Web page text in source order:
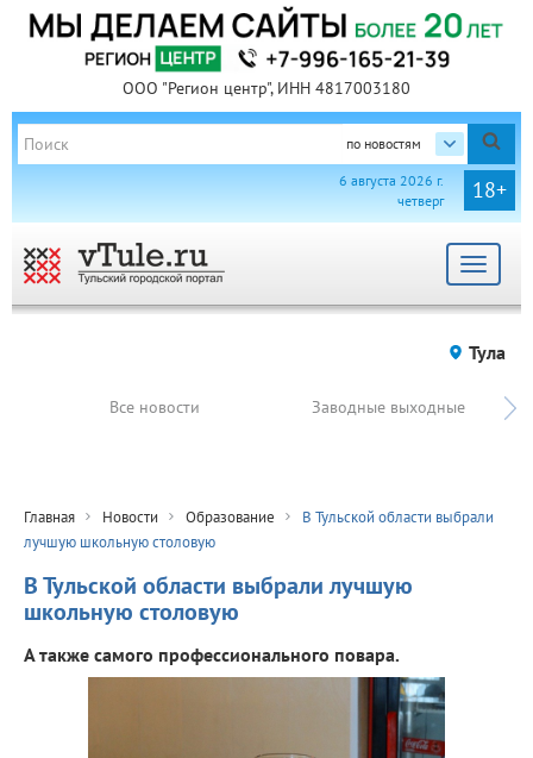
ООО "Регион центр", ИНН 4817003180
по новостям
18+
6 августа 2026 г.
четверг
Toggle
Тула
Все новости Заводные выходные
Главная Новости Образование
В Тульской области выбрали
лучшую школьную столовую
В Тульской области выбрали лучшую
школьную столовую
А также самого профессионального повара.